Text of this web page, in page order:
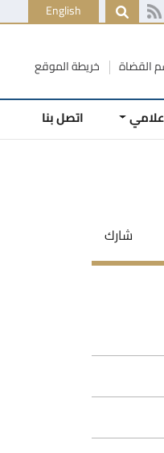
English
القضاة خريطة الموقع
اتصل بنا
شارك